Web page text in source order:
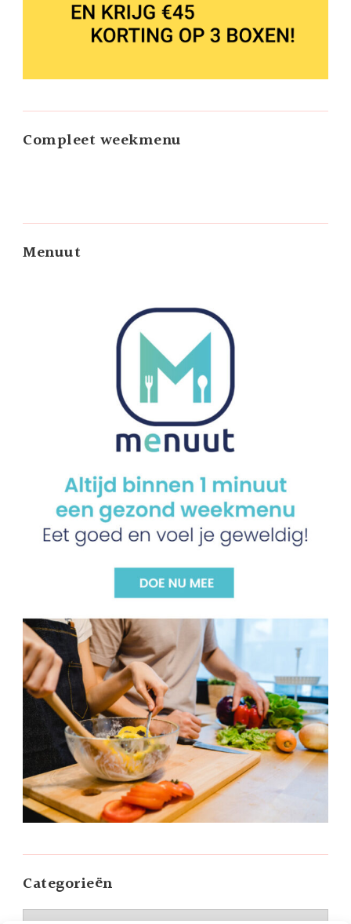
Compleet weekmenu
Menuut
Categorieën